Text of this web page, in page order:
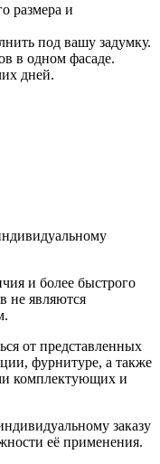
размера и
под вашу задумку.
в одном фасаде.
дней.
и более быстрого
не являются
от представленных
фурнитуре, а также
комплектующих и
заказу
её применения.